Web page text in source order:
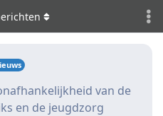
van de
en de jeugdzorg